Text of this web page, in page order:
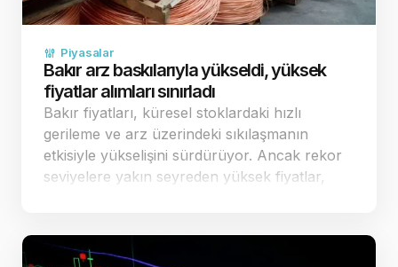
Piyasalar
Bakır arz baskılarıyla yükseldi, yüksek
fiyatlar alımları sınırladı
Bakır fiyatları, küresel stoklardaki hızlı
gerileme ve arz üzerindeki sıkılaşmanın
etkisiyle yükselişini sürdürüyor. Ancak rekor
seviyelere yakın seyreden yüksek fiyatlar,
yol a&ccedi…